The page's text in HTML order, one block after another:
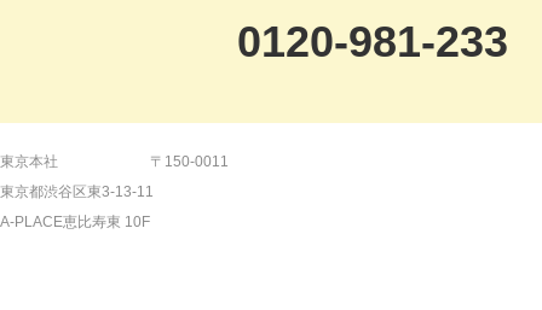
0120-981-233
東京本社
〒150-0011
東京都渋谷区東3-13-11
A-PLACE恵比寿東 10F